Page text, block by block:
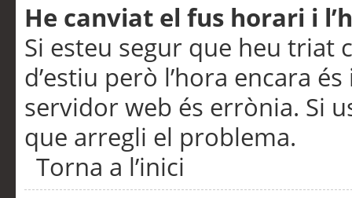
He canviat el fus horari i
Si esteu segur que heu triat
d’estiu però l’hora encara
servidor web és errònia. Si
que arregli el problema.
Torna a l’inici